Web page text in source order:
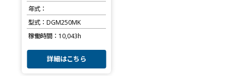
年式
型式
DGM250MK
稼働時間
10,043h
詳細はこちら